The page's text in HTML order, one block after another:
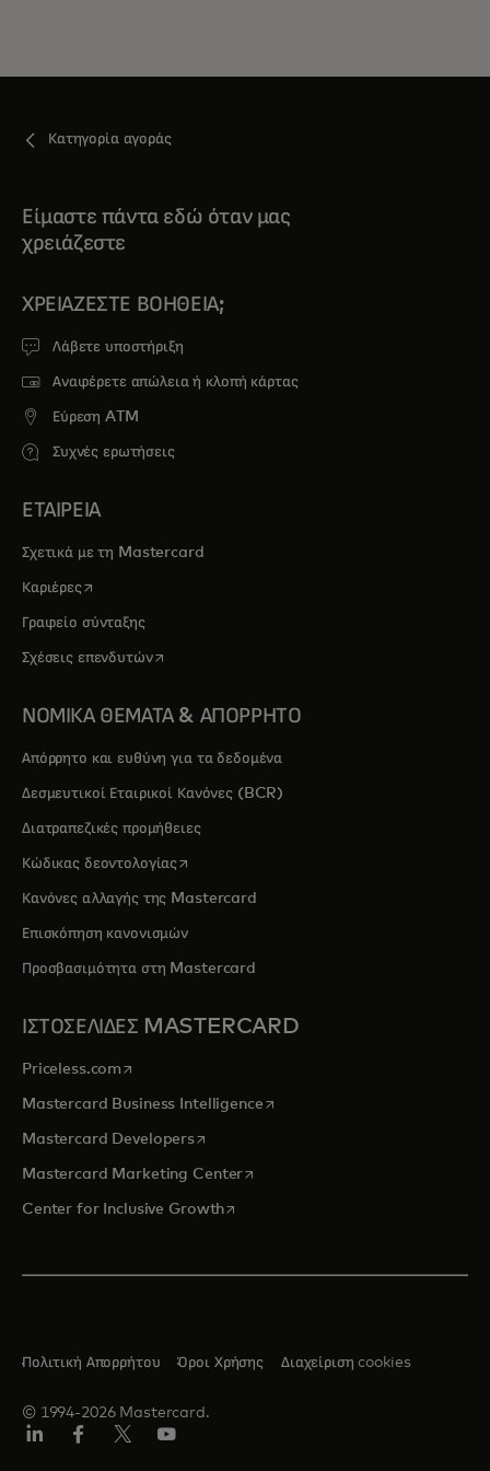
Κατηγορία αγοράς
Είμαστε πάντα εδώ όταν μας
χρειάζεστε
ΧΡΕΙΆΖΕΣΤΕ ΒΟΉΘΕΙΑ;
Λάβετε υποστήριξη
Αναφέρετε απώλεια ή κλοπή κάρτας
Εύρεση ATM
Συχνές ερωτήσεις
ΕΤΑΙΡΕΙΑ
Σχετικά με τη Mastercard
Καριέρεςopens in a new tab
Γραφείο σύνταξης
Σχέσεις επενδυτώνopens in a new tab
ΝΟΜΙΚΑ ΘΕΜΑΤΑ & ΑΠΟΡΡΗΤΟ
Απόρρητο και ευθύνη για τα δεδομένα
Δεσμευτικοί Εταιρικοί Κανόνες (BCR)
Διατραπεζικές προμήθειες
Κώδικας δεοντολογίαςopens in a new tab
Κανόνες αλλαγής της Mastercard
Επισκόπηση κανονισμών
Προσβασιμότητα στη Mastercard
ΙΣΤΟΣΕΛΙΔΕΣ MASTERCARD
Priceless.com opens in a new tab
Mastercard Business Intelligenceopens in a new tab
Mastercard Developersopens in a new tab
Mastercard Marketing Centeropens in a new tab
Center for Inclusive Growthopens in a new tab
© 1994-2026 Mastercard.
Πολιτική Απορρήτου Όροι Χρήσης Διαχείριση cookies